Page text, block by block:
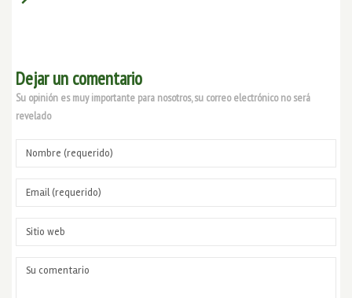
Dejar un comentario
Su opinión es muy importante para nosotros, su correo electrónico no será
revelado